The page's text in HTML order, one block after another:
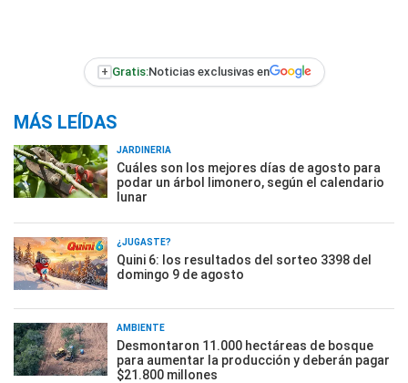
+ Gratis:Noticias exclusivas en
MÁS LEÍDAS
JARDINERÍA
Cuáles son los mejores días de agosto para
podar un árbol limonero, según el calendario
lunar
¿JUGASTE?
Quini 6: los resultados del sorteo 3398 del
domingo 9 de agosto
AMBIENTE
Desmontaron 11.000 hectáreas de bosque
para aumentar la producción y deberán pagar
$21.800 millones